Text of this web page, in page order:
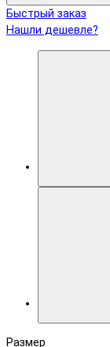
Быстрый заказ
Нашли дешевле?
Размер